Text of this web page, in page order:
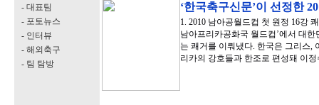
- 대표팀
- 포토뉴스
- 인터뷰
- 해외축구
- 팀 탐방
‘한국축구신문’이 선정한
1. 2010 남아공월드컵 첫 원정 16강
남아프리카공화국 월드컵’에서 대
는 쾌거를 이뤄냈다. 한국은 그리스,
리카의 강호들과 한조로 편성돼 이